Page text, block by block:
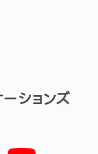
ションズ